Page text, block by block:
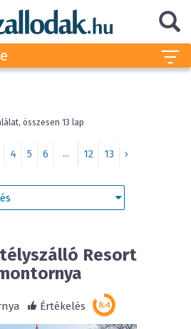
összesen 13 lap
4 5 6 ... 12 13 ›
Resort
Értékelés